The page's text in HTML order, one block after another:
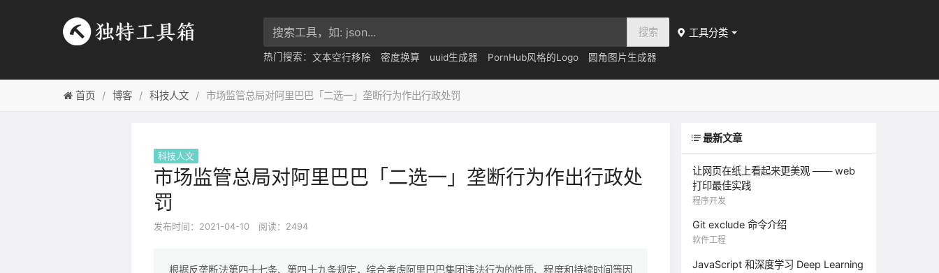
搜索
热门搜索： 文本空行移除 密度换算 uuid生成器 PornHub风格的Logo 圆角图片生成器
工具分类
首页 博客 科技人文 市场监管总局对阿里巴巴「二选一」垄断行为作出行政处罚
科技人文
市场监管总局对阿里巴巴「二选一」垄断行为作出行政处
罚
发布时间：2021-04-10 阅读：2494
根据反垄断法第四十七条、第四十九条规定，综合考虑阿里巴巴集团违法行为的性质、程度和持续时间等因
最新文章
让网页在纸上看起来更美观 —— web
打印最佳实践
程序开发
Git exclude 命令介绍
软件工程
JavaScript 和深度学习 Deep Learning